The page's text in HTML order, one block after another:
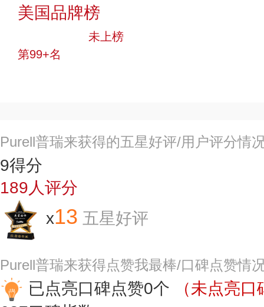
美国品牌榜
未上榜
第99+名
Purell普瑞来获得的五星好评/用户评分情
9得分
189人评分
x13 五星好评
Purell普瑞来获得点赞我最棒/口碑点赞情
已点亮口碑点赞0个
（未点亮